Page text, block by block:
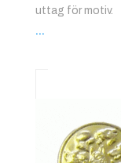
uttag för motiv.
...